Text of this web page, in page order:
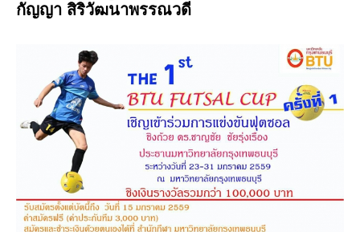
กัญญา สิริวัฒนาพรรณวดี